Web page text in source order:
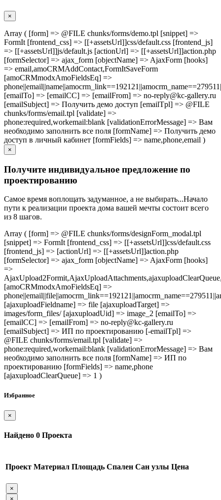
×
Array ( [form] => @FILE chunks/forms/demo.tpl [snippet] =>
FormIt [frontend_css] => [[+assetsUrl]]css/default.css [frontend_js]
=> [[+assetsUrl]]js/default.js [actionUrl] => [[+assetsUrl]]action.php
[formSelector] => ajax_form [objectName] => AjaxForm [hooks]
=> email,amoCRMAddContact,FormItSaveForm
[amoCRMmodxAmoFieldsEq] =>
[emailTo] => [emailCC] => [emailFrom] => no-reply@kc-gallery.ru
[emailSubject] => Получить демо доступ [emailTpl] => @FILE
chunks/forms/email.tpl [validate] =>
phone:required,workemail:blank [validationErrorMessage] => Вам
необходимо заполнить все поля [formName] => Получить демо
доступ в личный кабинет [formFields] => name,phone,email )
×
Получите индивидуальное предложение по
проектированию
Самое время воплощать задуманное, а не выбирать...Начало
пути к реализации проекта дома вашей мечты состоит всего
из 8 шагов.
Array ( [form] => @FILE chunks/forms/designForm_modal.tpl
[snippet] => FormIt [frontend_css] => [[+assetsUrl]]css/default.css
[frontend_js] => [actionUrl] => [[+assetsUrl]]action.php
[formSelector] => ajax_form [objectName] => AjaxForm [hooks]
=>
[amoCRMmodxAmoFieldsEq] =>
[ajaxuploadFieldname] => file [ajaxuploadTarget] =>
images/form_files/ [ajaxuploadUid] => image_2 [emailTo] =>
[emailCC] => [emailFrom] => no-reply@kc-gallery.ru
[emailSubject] => ИП по проектированию [-emailTpl] =>
@FILE chunks/forms/email.tpl [validate] =>
phone:required,workemail:blank [validationErrorMessage] => Вам
необходимо заполнить все поля [formName] => ИП по
проектированию [formFields] => name,phone
[ajaxuploadClearQueue] => 1 )
Избранное
×
Найдено 0 Проекта
Проект Материал Площадь Спален Сан узлы Цена
×